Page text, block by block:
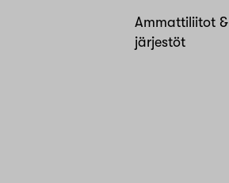
Ammattiliitot &
järjestöt